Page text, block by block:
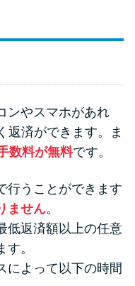
ンやスマホがあれ
返済ができます。ま
数料が無料です。
行うことができます
ません。
低返済額以上の任意
。
によって以下の時間